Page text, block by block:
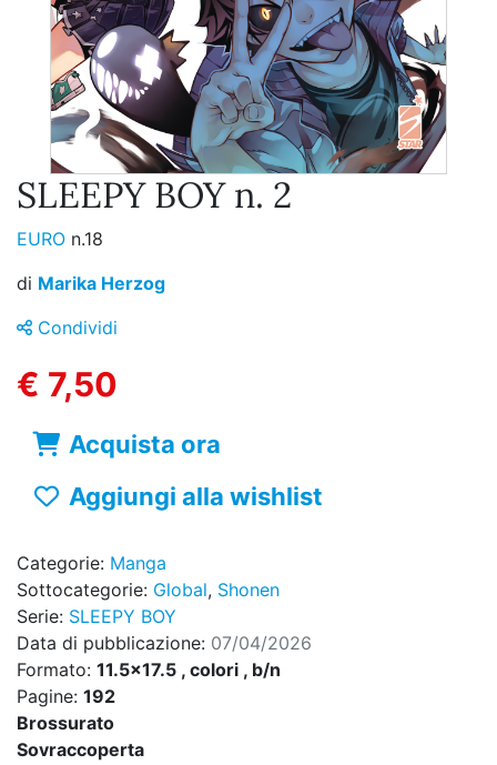
SLEEPY BOY n. 2
EURO n.18
di Marika Herzog
Condividi
€ 7,50
Acquista ora
Aggiungi alla wishlist
Categorie: Manga
Sottocategorie: Global, Shonen
Serie: SLEEPY BOY
Data di pubblicazione: 07/04/2026
Formato: 11.5x17.5 , colori , b/n
Pagine: 192
Brossurato
Sovraccoperta